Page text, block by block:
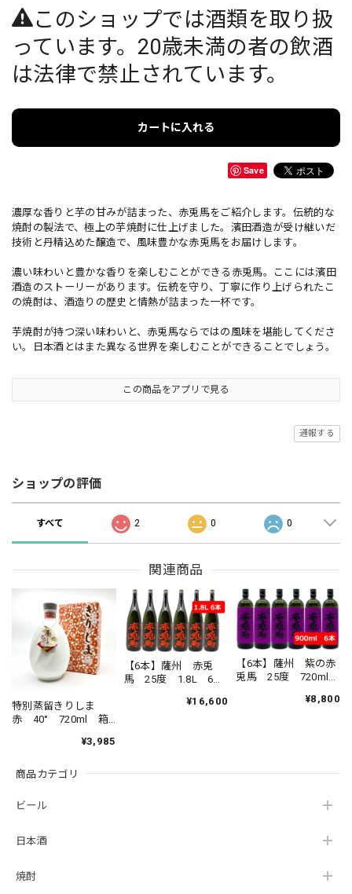
商品カテゴリ
ビール
日本酒
焼酎
このショップでは酒類を取り扱
っています。20歳未満の者の飲酒
は法律で禁止されています。
カートに入れる
Save
濃厚な香りと芋の甘みが詰まった、赤兎馬をご紹介します。伝統的な
焼酎の製法で、極上の芋焼酎に仕上げました。濱田酒造が受け継いだ
技術と丹精込めた醸造で、風味豊かな赤兎馬をお届けします。
濃い味わいと豊かな香りを楽しむことができる赤兎馬。ここには濱田
酒造のストーリーがあります。伝統を守り、丁寧に作り上げられたこ
の焼酎は、酒造りの歴史と情熱が詰まった一杯です。
芋焼酎が持つ深い味わいと、赤兎馬ならではの風味を堪能してくださ
い。日本酒とはまた異なる世界を楽しむことができることでしょう。
この商品をアプリで見る
通報する
ショップの評価
すべて 2 0 0
関連商品
特別蒸留きりしま
赤 40° 720ml 箱
うりゅうきりしま
焼酎
¥3,985
【6本】薩州 赤兎
馬 25度 1.8L 6本
う せきとば 芋焼
¥16,600
【6本】薩州 紫の赤
兎馬 25度 720ml
う むらさきのせき
¥8,800